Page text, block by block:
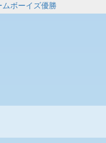
ボーイズ優勝